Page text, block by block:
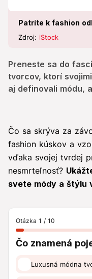
Patríte k fashion
Zdroj: iStock
Preneste sa do
tvorcov, ktorí
aj definovali módu,
Čo sa skrýva za
fashion kúskov a
vďaka svojej tvrdej
nesmrteľnosť?
svete módy a štýlu